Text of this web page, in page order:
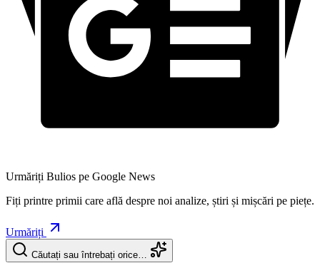
Urmăriți Bulios pe Google News
Fiți printre primii care află despre noi analize, știri și mișcări pe piețe.
Urmăriți
Căutați sau întrebați orice…